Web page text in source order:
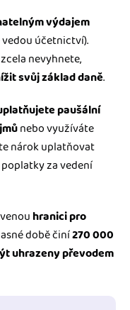
výdajem
účetnictví).
nevyhnete,
svůj základ daně.
paušální
nebo využíváte
nárok uplatňovat
za vedení
hranici pro
době činí270 000
uhrazeny převodem